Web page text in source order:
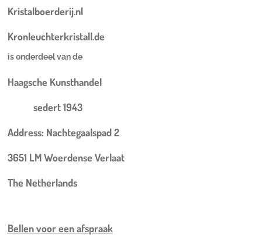
Kristalboerderij.nl
Kronleuchterkristall.de
is onderdeel van de
Haagsche Kunsthandel
sedert 1943
Address: Nachtegaalspad 2
3651 LM Woerdense Verlaat
The Netherlands
Bellen voor eenafspraak